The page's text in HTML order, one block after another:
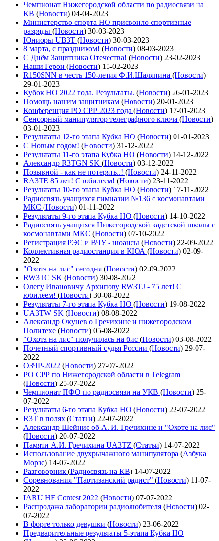
Чемпионат Нижегородской области по радиосвязи на
КВ (Новости) 04-04-2023
Министерство спорта НО присвоило спортивные
разряды (Новости) 30-03-2023
Юниоры UB3T (Новости) 30-03-2023
8 марта, с праздником! (Новости) 08-03-2023
С Днём Защитника Отечества! (Новости) 23-02-2023
Наши Герои (Новости) 15-02-2023
R150SNN в честь 150-летия Ф.И.Шаляпина (Новости)
29-01-2023
Кубок НО 2022 года. Результаты. (Новости) 26-01-2023
Помощь нашим защитникам (Новости) 20-01-2023
Конференция РО СРР 2023 года (Новости) 17-01-2023
Сенсорный манипулятор телеграфного ключа (Новости)
03-01-2023
Результаты 12-го этапа Кубка НО (Новости) 01-01-2023
С Новым годом! (Новости) 31-12-2022
Результаты 11-го этапа Кубка НО (Новости) 14-12-2022
Александр R3TGN SK (Новости) 03-12-2022
Позывной - как не потерять..! (Новости) 24-11-2022
RA3TE 85 лет! С юбилеем! (Новости) 23-11-2022
Результаты 10-го этапа Кубка НО (Новости) 17-11-2022
Радиосвязь учащихся гимназии №136 с космонавтами
МКС (Новости) 01-11-2022
Результаты 9-го этапа Кубка НО (Новости) 14-10-2022
Радиосвязь учащихся Нижегородской кадетской школы с
космонавтами МКС (Новости) 07-10-2022
Регистрация РЭС и ВЧУ - нюансы (Новости) 22-09-2022
Коллективная радиостанция в КЮА (Новости) 02-09-
2022
"Охота на лис" сегодня (Новости) 02-09-2022
RW3TC SK (Новости) 30-08-2022
Олегу Ивановичу Архипову RW3TJ - 75 лет! С
юбилеем! (Новости) 30-08-2022
Результаты 7-го этапа Кубка НО (Новости) 19-08-2022
UA3TW SK (Новости) 08-08-2022
Александр Окунев о Гречихине и нижегородском
Политехе (Новости) 05-08-2022
"Охота на лис" получилась на бис (Новости) 03-08-2022
Почетный спортивный судья России (Новости) 29-07-
2022
ОЗЧР-2022 (Новости) 27-07-2022
РО СРР по Нижегородской области в Telegram
(Новости) 25-07-2022
Чемпионат ПФО по радиосвязи на УКВ (Новости) 25-
07-2022
Результаты 6-го этапа Кубка НО (Новости) 22-07-2022
R3T в полях (Статьи) 22-07-2022
Александр Шейнис об А. И. Гречихине и "Охоте на лис"
(Новости) 20-07-2022
Памяти А.И. Гречихина UA3TZ (Статьи) 14-07-2022
Использование двухрычажного манипулятора (Азбука
Морзе) 14-07-2022
Разговорник (Радиосвязь на КВ) 14-07-2022
Соревнования "Партизанский радист" (Новости) 11-07-
2022
IARU HF Contest 2022 (Новости) 07-07-2022
Распродажа лаборатории радиолюбителя (Новости) 02-
07-2022
В форте только девушки (Новости) 23-06-2022
Предварительные результаты 5-этапа Кубка НО